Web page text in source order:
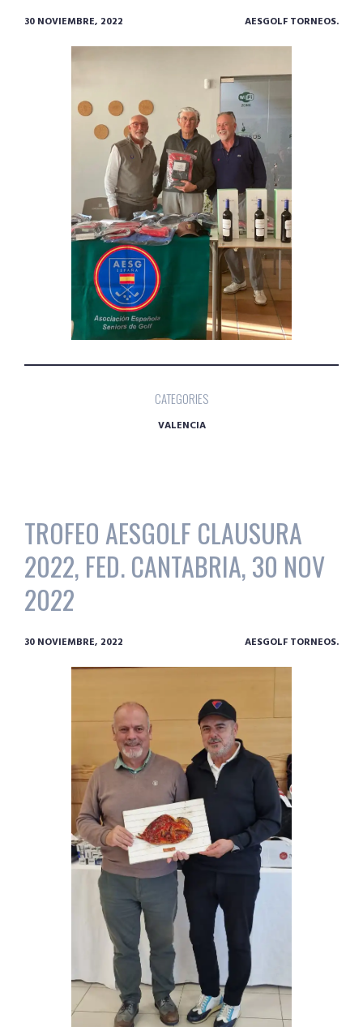
30 NOVIEMBRE, 2022 AESGOLF TORNEOS.
CATEGORIES
VALENCIA
TROFEO AESGOLF CLAUSURA
2022, FED. CANTABRIA, 30 NOV
2022
30 NOVIEMBRE, 2022 AESGOLF TORNEOS.